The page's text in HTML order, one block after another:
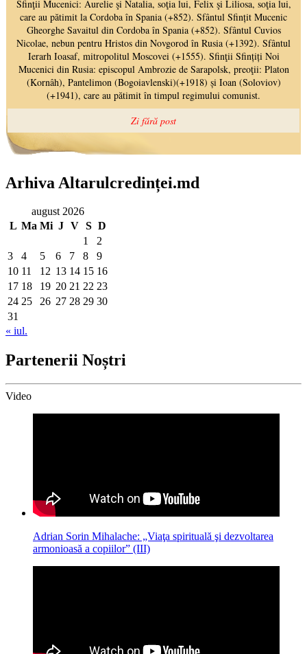
Arhiva Altarulcredinței.md
august 2026
L Ma Mi J V S D
1
2
3
4 5 6 7 8
9
10 11 12 13 14 15 16
17 18 19 20 21 22 23
24 25 26 27 28 29 30
31
« iul.
Partenerii Noștri
Video
Adrian Sorin Mihalache: „Viaţa spirituală şi dezvoltarea
armonioasă a copiilor” (III)